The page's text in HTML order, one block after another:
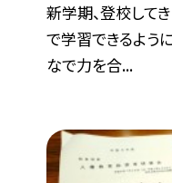
新学期、登校して
で学習できるよう
なで力を合...